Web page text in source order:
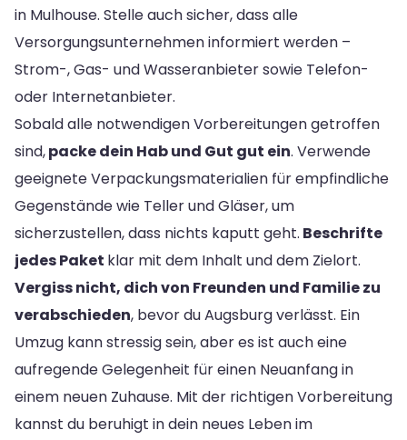
in Mulhouse. Stelle auch sicher, dass alle
Versorgungsunternehmen informiert werden –
Strom-, Gas- und Wasseranbieter sowie Telefon-
oder Internetanbieter.
Sobald alle notwendigen Vorbereitungen getroffen
sind,packe dein Hab und Gut gut ein. Verwende
geeignete Verpackungsmaterialien für empfindliche
Gegenstände wie Teller und Gläser, um
sicherzustellen, dass nichts kaputt geht. Beschrifte
jedes Paket klar mit dem Inhalt und dem Zielort.
Vergiss nicht, dich von Freunden und Familie zu
verabschieden, bevor du Augsburg verlässt. Ein
Umzug kann stressig sein, aber es ist auch eine
aufregende Gelegenheit für einen Neuanfang in
einem neuen Zuhause. Mit der richtigen Vorbereitung
kannst du beruhigt in dein neues Leben im